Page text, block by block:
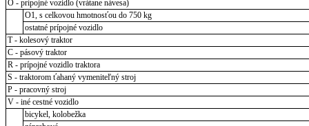
O - prípojné vozidlo (vrátane návesa)
O1, s celkovou hmotnosťou do 750 kg
ostatné prípojné vozidlo
T - kolesový traktor
C - pásový traktor
R - prípojné vozidlo traktora
S - traktorom ťahaný vymeniteľný stroj
P - pracovný stroj
V - iné cestné vozidlo
bicykel, kolobežka